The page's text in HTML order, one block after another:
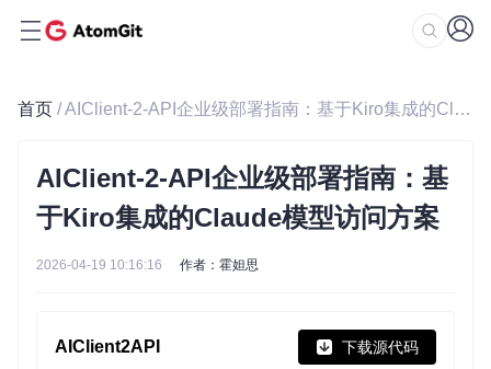
首页 / AIClient-2-API企业级部署指南：基于Kiro集成的Claude模型访问方案
AIClient-2-API企业级部署指南：基
于Kiro集成的Claude模型访问方案
2026-04-19 10:16:16 作者：霍妲思
AIClient2API 下载源代码